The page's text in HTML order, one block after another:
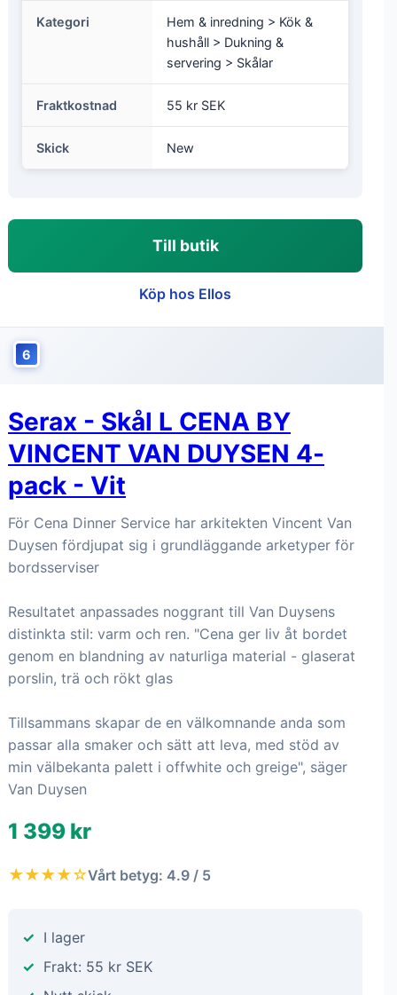
Kategori
Hem & inredning > Kök &
hushåll > Dukning &
servering > Skålar
Fraktkostnad 55 kr SEK
Skick New
Till butik
Köp hos Ellos
6
Serax - Skål L CENA BY
VINCENT VAN DUYSEN 4-
pack - Vit
Duysen fördjupat sig i grundläggande arketyper för
bordsserviser
Resultatet anpassades noggrant till Van Duysens
genom en blandning av naturliga material - glaserat
min välbekanta palett i offwhite och greige", säger
Van Duysen